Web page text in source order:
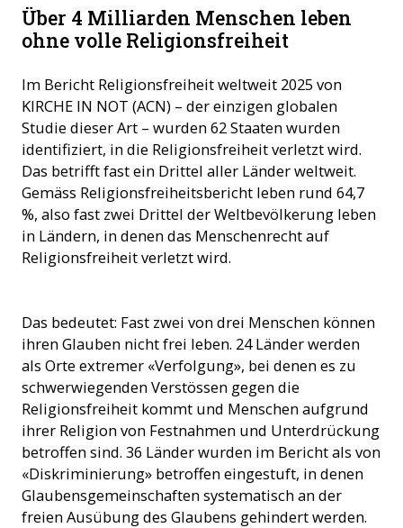
Über 4 Milliarden Menschen leben
ohne volle Religionsfreiheit
Im Bericht Religionsfreiheit weltweit 2025 von
KIRCHE IN NOT (ACN) – der einzigen globalen
Studie dieser Art – wurden 62 Staaten wurden
identifiziert, in die Religionsfreiheit verletzt wird.
Das betrifft fast ein Drittel aller Länder weltweit.
Gemäss Religionsfreiheitsbericht leben rund 64,7
%, also fast zwei Drittel der Weltbevölkerung leben
in Ländern, in denen das Menschenrecht auf
Religionsfreiheit verletzt wird.
Das bedeutet: Fast zwei von drei Menschen können
ihren Glauben nicht frei leben. 24 Länder werden
als Orte extremer «Verfolgung», bei denen es zu
schwerwiegenden Verstössen gegen die
Religionsfreiheit kommt und Menschen aufgrund
ihrer Religion von Festnahmen und Unterdrückung
betroffen sind. 36 Länder wurden im Bericht als von
«Diskriminierung» betroffen eingestuft, in denen
Glaubensgemeinschaften systematisch an der
freien Ausübung des Glaubens gehindert werden.